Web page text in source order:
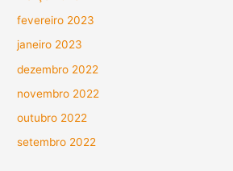
fevereiro 2023
janeiro 2023
dezembro 2022
novembro 2022
outubro 2022
setembro 2022